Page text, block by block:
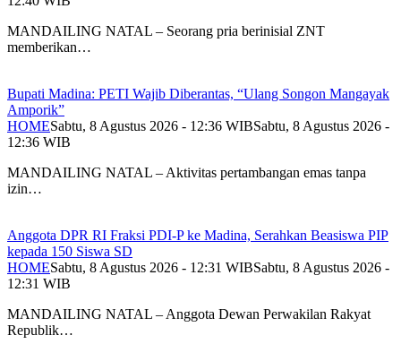
MANDAILING NATAL – Seorang pria berinisial ZNT
memberikan…
Bupati Madina: PETI Wajib Diberantas, “Ulang Songon Mangayak
Amporik”
HOMESabtu, 8 Agustus 2026 - 12:36 WIBSabtu, 8 Agustus 2026 -
12:36 WIB
MANDAILING NATAL – Aktivitas pertambangan emas tanpa
izin…
Anggota DPR RI Fraksi PDI-P ke Madina, Serahkan Beasiswa PIP
kepada 150 Siswa SD
HOMESabtu, 8 Agustus 2026 - 12:31 WIBSabtu, 8 Agustus 2026 -
12:31 WIB
MANDAILING NATAL – Anggota Dewan Perwakilan Rakyat
Republik…